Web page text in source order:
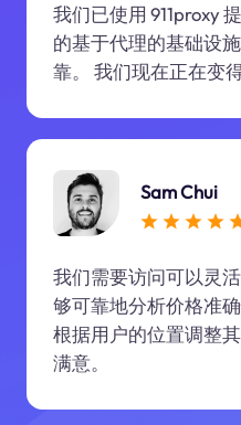
我们已使用 911proxy
的基于代理的基础设
靠。 我们现在正在变得
Sam Chui
我们需要访问可以灵
够可靠地分析价格准
根据用户的位置调整
满意。